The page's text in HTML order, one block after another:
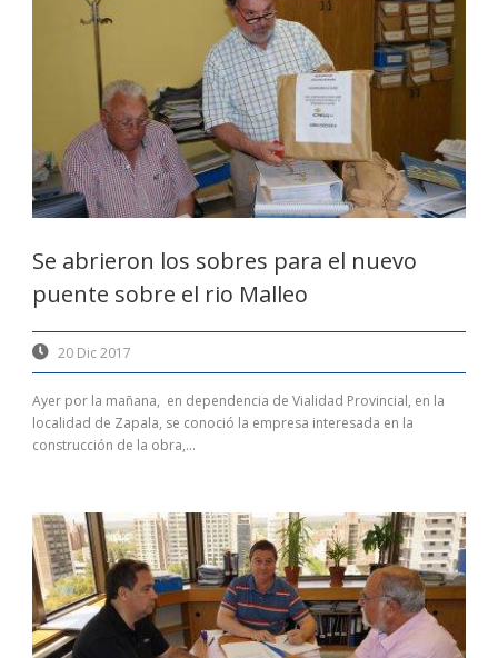
Se abrieron los sobres para el nuevo
puente sobre el rio Malleo
20 Dic 2017
Ayer por la mañana, en dependencia de Vialidad Provincial, en la
localidad de Zapala, se conoció la empresa interesada en la
construcción de la obra,...